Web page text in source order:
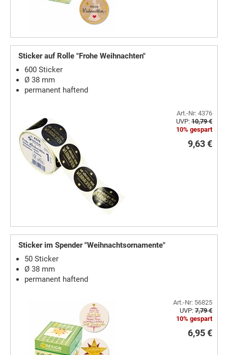
Sticker auf Rolle "Frohe Weihnachten"
600 Sticker
Ø 38 mm
permanent haftend
Art.-Nr: 4376
UVP: 10,79 €
10% gespart
9,63 €
Sticker im Spender "Weihnachtsornamente"
50 Sticker
Ø 38 mm
permanent haftend
Art.-Nr: 56825
UVP: 7,79 €
10% gespart
6,95 €